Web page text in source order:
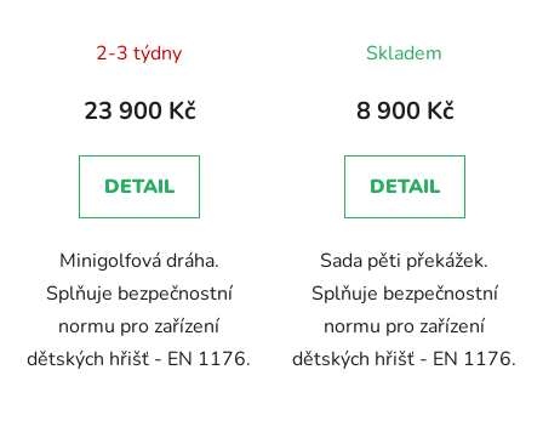
1176 - Technická
zpráva, Brožura, Školení
hodnocení
produktu
5,0
z
hvězdiček.
2-3 týdny
23 900 Kč
DETAIL
Minigolfová dráha.
Splňuje bezpečnostní
normu pro zařízení
dětských hřišť - EN 1176.
Skladem
8 900 Kč
DETAIL
Sada pěti překážek.
Splňuje bezpečnostní
normu pro zařízení
dětských hřišť - EN 1176.